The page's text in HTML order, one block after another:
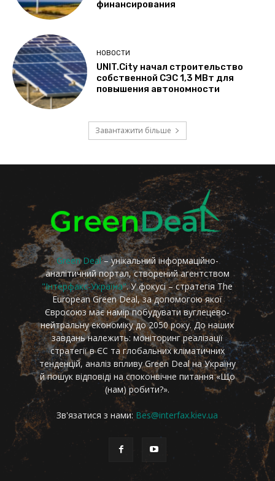
Green Deal– унікальний інформаційно-
аналітичний портал, створений агентством
"Інтерфакс-Україна". У фокусі – стратегія The
European Green Deal, за допомогою якої
Євросоюз має намір побудувати вуглецево-
нейтральну економіку до 2050 року. До наших
завдань належить: моніторинг реалізації
стратегії в ЄС та глобальних кліматичних
тенденцій, аналіз впливу Green Deal на Україну
й пошук відповіді на споконвічне питання «Що
(нам) робити?».
Зв'язатися з нами: Bes@interfax.kiev.ua